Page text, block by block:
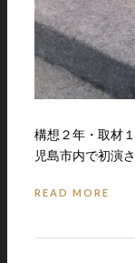
構想２年・取材
児島市内で初演
READ MORE